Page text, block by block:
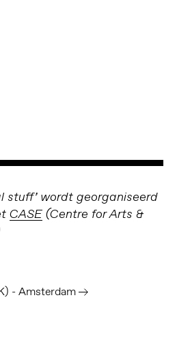
stuff’ wordt georganiseerd
CASE(Centre for Arts &
- Amsterdam